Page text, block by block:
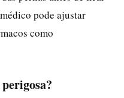
pode ajustar
como